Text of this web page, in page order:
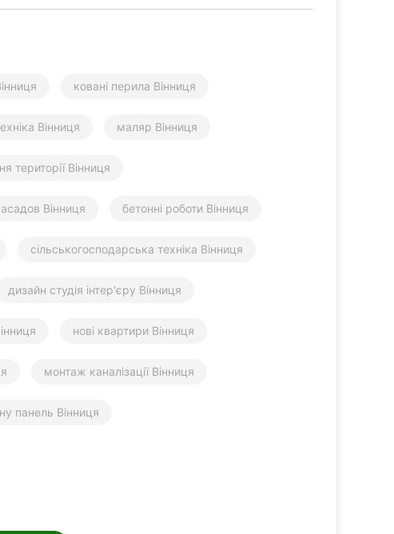
ковані перила Вінниця
Вінниця маляр Вінниця
території Вінниця
Вінниця бетонні роботи Вінниця
сільськогосподарська техніка Вінниця
дизайн студія інтер'єру Вінниця
нові квартири Вінниця
монтаж каналізації Вінниця
панель Вінниця